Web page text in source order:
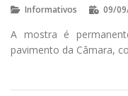
Informativos 09/
A mostra é
pavimento da Câmara,